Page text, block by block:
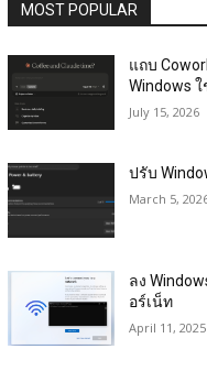
MOST POPULAR
แถบ
Windows
July 15, 2026
ปรับ
March 5,
ลง
อร์เน็ท
April 11, 2025